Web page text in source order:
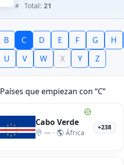
Total: 21
B C D E F G H
U V W X Y Z
Países que empiezan con “C”
Cabo Verde
— · África
+238